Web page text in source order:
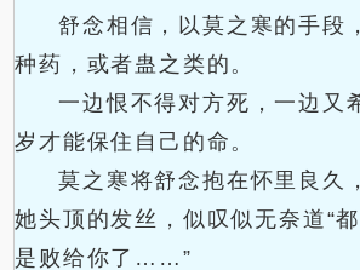
舒念相信，以莫之寒的手段
种药，或者蛊之类的。
一边恨不得对方死，一边又
岁才能保住自己的命。
莫之寒将舒念抱在怀里良久
她头顶的发丝，似叹似无奈道“
是败给你了……”